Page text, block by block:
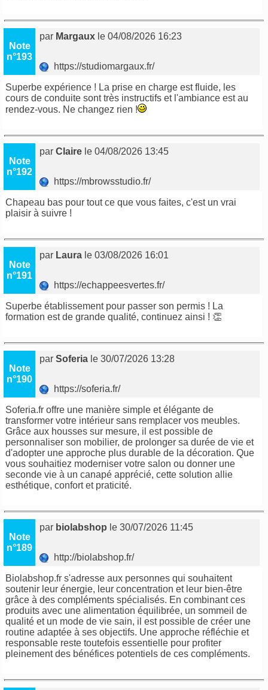
Note
n°193
par Margaux le 04/08/2026 16:23
https://studiomargaux.fr/
Superbe expérience ! La prise en charge est fluide, les
cours de conduite sont très instructifs et l'ambiance est au
rendez-vous. Ne changez rien !
Note
n°192
parClaire le 04/08/2026 13:45
https://mbrowsstudio.fr/
Chapeau bas pour tout ce que vous faites, c'est un vrai
plaisir à suivre !
Note
n°191
par Laura le 03/08/2026 16:01
https://echappeesvertes.fr/
Superbe établissement pour passer son permis ! La
formation est de grande qualité, continuez ainsi ! 👏
Note
n°190
parSoferia le 30/07/2026 13:28
https://soferia.fr/
Soferia.fr offre une manière simple et élégante de
transformer votre intérieur sans remplacer vos meubles.
Grâce aux housses sur mesure, il est possible de
personnaliser son mobilier, de prolonger sa durée de vie et
d'adopter une approche plus durable de la décoration. Que
vous souhaitiez moderniser votre salon ou donner une
seconde vie à un canapé apprécié, cette solution allie
esthétique, confort et praticité.
Note
n°189
par biolabshop le 30/07/2026 11:45
http://biolabshop.fr/
Biolabshop.fr s'adresse aux personnes qui souhaitent
soutenir leur énergie, leur concentration et leur bien-être
grâce à des compléments spécialisés. En combinant ces
produits avec une alimentation équilibrée, un sommeil de
qualité et un mode de vie sain, il est possible de créer une
routine adaptée à ses objectifs. Une approche réfléchie et
responsable reste toutefois essentielle pour profiter
pleinement des bénéfices potentiels de ces compléments.